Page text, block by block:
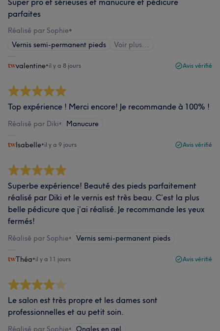
Super pro et sérieuses et manucure et pédicure
parfaites
Réalisé par Sophie•
Vernis semi-permanent pieds
Voir plus...
valentine•il y a 8 jours Avis vérifié
Top expérience ! Merci encore! Je recommande à 100% !
Réalisé par Diki• Manucure
Isabelle•il y a 9 jours Avis vérifié
Superbe expérience! Beauté des pieds parfaitement
réalisé par Diki et le vernis est très beau. C’est la plus
belle pédicure que j’ai réalisé. Je recommande les yeux
fermés!
Réalisé par Sophie• Vernis semi-permanent pieds
Théa•il y a 11 jours Avis vérifié
Le salon est très propre et les dames sont
professionnelles et au petit soin.
Réalisé par Sophie• Ongles en gel